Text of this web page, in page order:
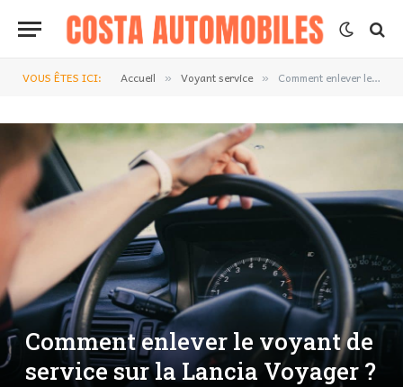
VOUS ÊTES ICI: Accueil » Voyant service » Comment enlever le voyant de service sur la Lancia Voyager ?
Comment enlever le voyant de
service sur la Lancia Voyager ?